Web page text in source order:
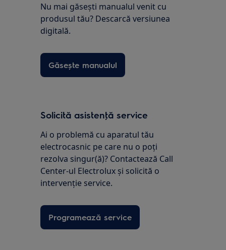
Nu mai găsești manualul venit cu
produsul tău? Descarcă versiunea
digitală.
Găsește manualul
Solicită asistenţă service
Ai o problemă cu aparatul tău
electrocasnic pe care nu o poţi
rezolva singur(ă)? Contactează Call
Center-ul Electrolux și solicită o
intervenţie service.
Programează service